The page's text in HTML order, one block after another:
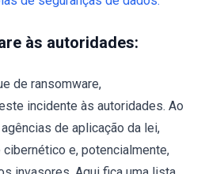
às autoridades:
de ransomware,
incidente às autoridades. Ao
de aplicação da lei,
cibernético e, potencialmente,